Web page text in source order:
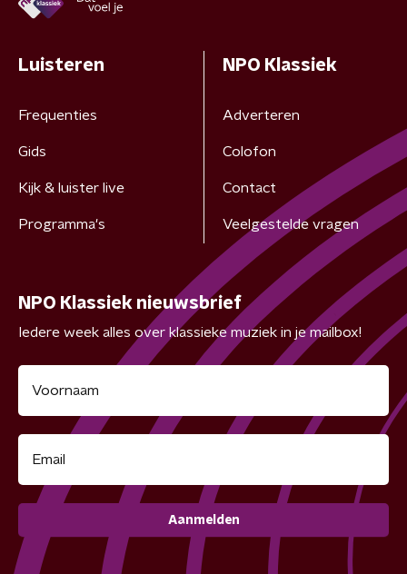
Luisteren
Frequenties
Gids
Kijk & luister live
Programma's
NPO Klassiek
Adverteren
Colofon
Contact
Veelgestelde vragen
NPO Klassiek nieuwsbrief
Iedere week alles over klassieke muziek in je mailbox!
Aanmelden